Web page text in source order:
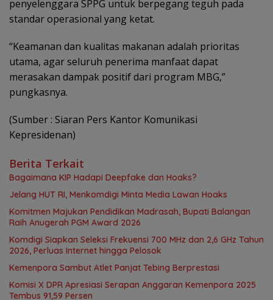
penyelenggara SPPG untuk berpegang teguh pada
standar operasional yang ketat.
“Keamanan dan kualitas makanan adalah prioritas
utama, agar seluruh penerima manfaat dapat
merasakan dampak positif dari program MBG,”
pungkasnya.
(Sumber : Siaran Pers Kantor Komunikasi
Kepresidenan)
Berita Terkait
Bagaimana KIP Hadapi Deepfake dan Hoaks?
Jelang HUT RI, Menkomdigi Minta Media Lawan Hoaks
Komitmen Majukan Pendidikan Madrasah, Bupati Balangan
Raih Anugerah PGM Award 2026
Komdigi Siapkan Seleksi Frekuensi 700 MHz dan 2,6 GHz Tahun
2026, Perluas Internet hingga Pelosok
Kemenpora Sambut Atlet Panjat Tebing Berprestasi
Komisi X DPR Apresiasi Serapan Anggaran Kemenpora 2025
Tembus 91,59 Persen